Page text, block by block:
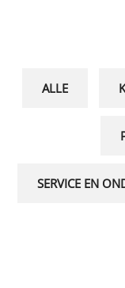
ALLE
SERVICE EN